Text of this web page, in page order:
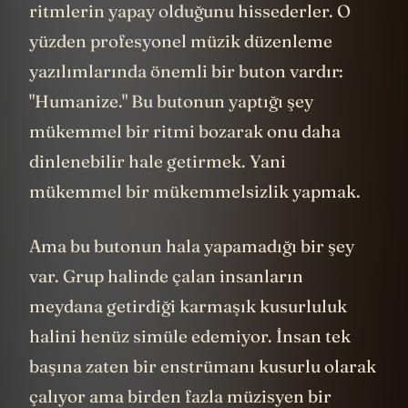
ritmlerin yapay olduğunu hissederler. O
yüzden profesyonel müzik düzenleme
yazılımlarında önemli bir buton vardır:
"Humanize." Bu butonun yaptığı şey
mükemmel bir ritmi bozarak onu daha
dinlenebilir hale getirmek. Yani
mükemmel bir mükemmelsizlik yapmak.
Ama bu butonun hala yapamadığı bir şey
var. Grup halinde çalan insanların
meydana getirdiği karmaşık kusurluluk
halini henüz simüle edemiyor. İnsan tek
başına zaten bir enstrümanı kusurlu olarak
çalıyor ama birden fazla müzisyen bir